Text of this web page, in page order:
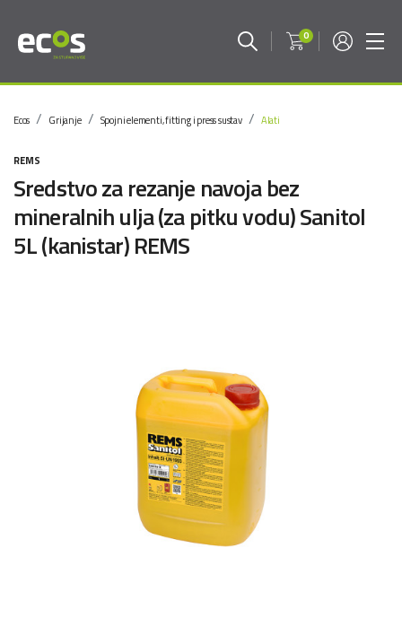
0
Ecos Grijanje Spojni elementi, fitting i press sustav Alati
REMS
Sredstvo za rezanje navoja bez
mineralnih ulja (za pitku vodu) Sanitol
5L (kanistar) REMS